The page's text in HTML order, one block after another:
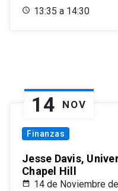
13:35 a 14:30
14 NOV
Finanzas
Jesse Davis,
Chapel Hill
14 de Noviembre